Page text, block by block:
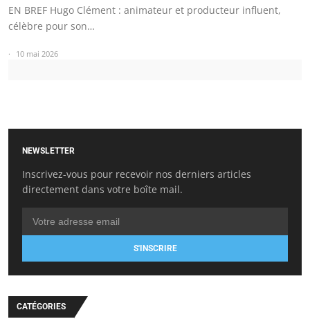
EN BREF Hugo Clément : animateur et producteur influent,
célèbre pour son…
10 mai 2026
NEWSLETTER
Inscrivez-vous pour recevoir nos derniers articles
directement dans votre boîte mail.
S'INSCRIRE
CATÉGORIES